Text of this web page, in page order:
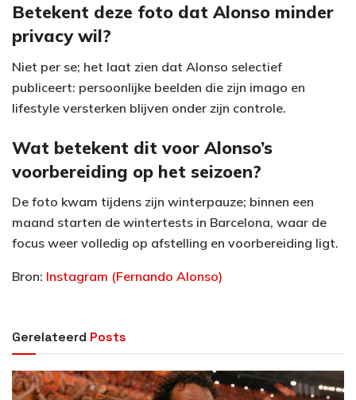
Betekent deze foto dat Alonso minder
privacy wil?
Niet per se; het laat zien dat Alonso selectief
publiceert: persoonlijke beelden die zijn imago en
lifestyle versterken blijven onder zijn controle.
Wat betekent dit voor Alonso’s
voorbereiding op het seizoen?
De foto kwam tijdens zijn winterpauze; binnen een
maand starten de wintertests in Barcelona, waar de
focus weer volledig op afstelling en voorbereiding ligt.
Bron: Instagram (Fernando Alonso)
Gerelateerd Posts